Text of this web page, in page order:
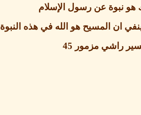
نبوة عن رسول الإسلام
ان المسيح هو الله في هذه النبوة
راشي مزمور 45